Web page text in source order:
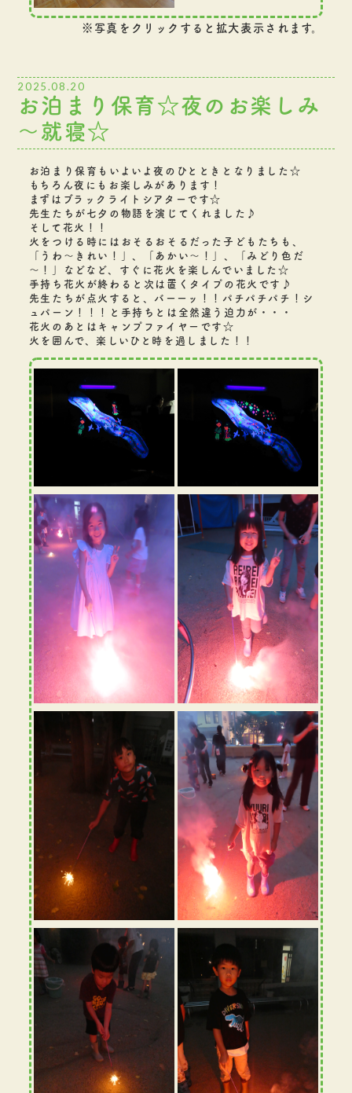
※写真をクリックすると拡大表示されます。
2025.08.20
お泊まり保育☆夜のお楽しみ
～就寝☆
お泊まり保育もいよいよ夜のひとときとなりました☆
もちろん夜にもお楽しみがあります！
まずはブラックライトシアターです☆
先生たちが七夕の物語を演じてくれました♪
そして花火！！
火をつける時にはおそるおそるだった子どもたちも、
「うわ～きれい！」、「あかい～！」、「みどり色だ
～！」などなど、すぐに花火を楽しんでいました☆
手持ち花火が終わると次は置くタイプの花火です♪
先生たちが点火すると、バーーッ！！パチパチパチ！シ
ュパーン！！！と手持ちとは全然違う迫力が・・・
花火のあとはキャンプファイヤーです☆
火を囲んで、楽しいひと時を過しました！！